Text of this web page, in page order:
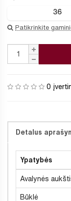
36
Patikrinkite
0
Detalus
Ypatybės
Avalynės
Būklė